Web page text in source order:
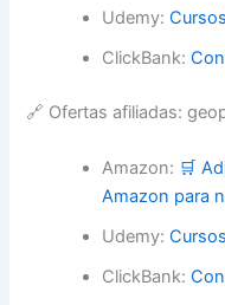
Udemy:
ClickBank:
🔗 Ofertas afiliadas:
Amazon: 🛒
Amazon para
Udemy:
ClickBank: